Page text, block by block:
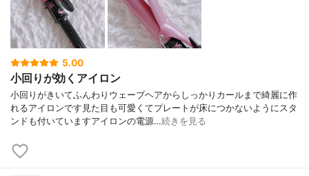
5.00
小回りが効くアイロン
小回りがきいてふんわりウェーブヘアからしっかりカールまで綺麗に作
れるアイロンです見た目も可愛くてプレートが床につかないようにスタ
ンドも付いていますアイロンの電源…続きを見る